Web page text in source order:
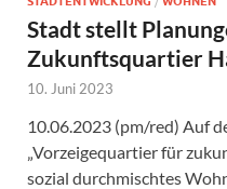
Stadt stellt
Zukunftsquartier
10. Juni 2023
10.06.2023 (pm/red) Auf
„Vorzeigequartier für
sozial durchmischtes